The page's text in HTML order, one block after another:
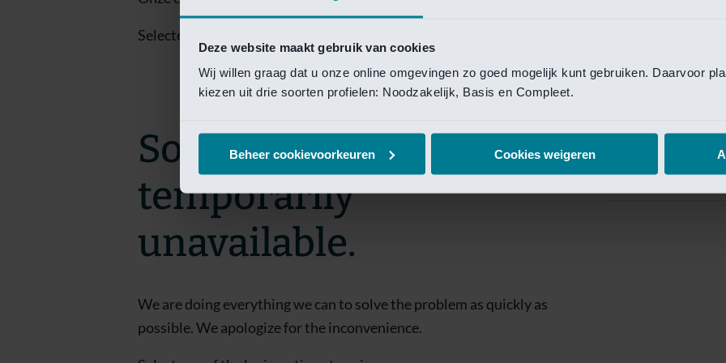
Deze website maakt gebruik van cookies
Wij willen graag dat u onze online omgevingen zo goed mogelijk kunt gebruiken. Daarvoor
kiezen uit drie soorten profielen: Noodzakelijk, Basis en Compleet.
Beheer cookievoorkeuren Cookies weigeren
Van Lanschot
Selecteer een van de login opties om toegang te krijgen.
Sorry! This page is
temporarily
unavailable.
We are doing everything we can to solve the problem as quickly as
possible. We apologize for the inconvenience.